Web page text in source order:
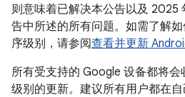
则意味着已解决本公告以及 2025
告中所述的所有问题。如需了解
序级别，请参阅查看并更新
所有受支持的 Google 设备都将
级别的更新。建议所有用户都在